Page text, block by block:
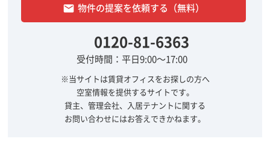
email 物件の提案を依頼する（無料）
0120-81-6363
受付時間：平日9:00～17:00
※当サイトは賃貸オフィスをお探しの方へ
空室情報を提供するサイトです。
貸主、管理会社、入居テナントに関する
お問い合わせにはお答えできかねます。